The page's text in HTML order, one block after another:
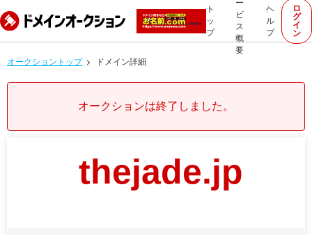
ト
ッ
プ
ー
ビ
ス
概
要
ヘ
ル
プ
ロ
グ
イ
ン
オークショントップ ドメイン詳細
オークションは終了しました。
thejade.jp